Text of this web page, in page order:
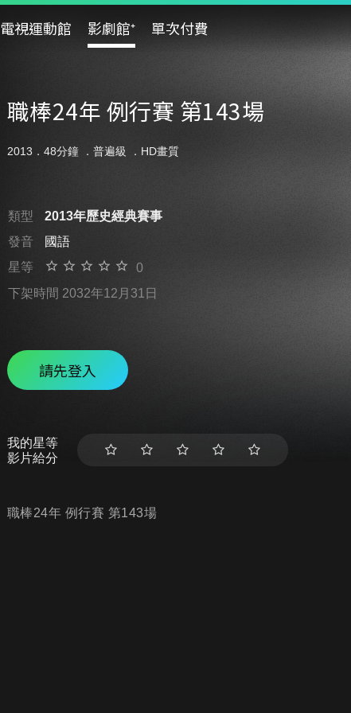
電視運動館 影劇館⁺ 單次付費
職棒24年 例行賽 第143場
2013．48分鐘 ． 普遍級 ．HD畫質
類型
2013年歷史經典賽事
發音
國語
星等
0
下架時間 2032年12月31日
請先登入
我的星等
影片給分
職棒24年 例行賽 第143場